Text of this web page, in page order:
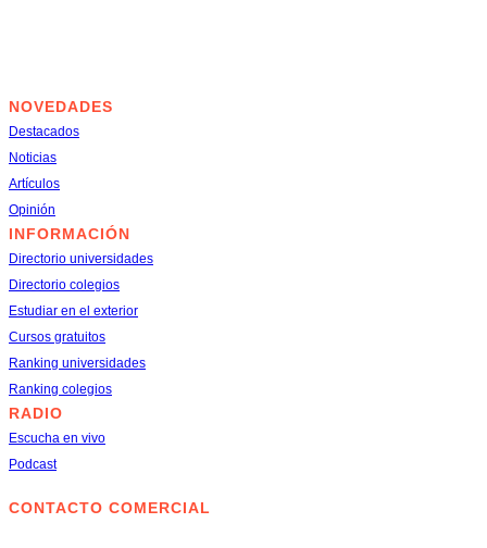
NOVEDADES
Destacados
Noticias
Artículos
Opinión
INFORMACIÓN
Directorio universidades
Directorio colegios
Estudiar en el exterior
Cursos gratuitos
Ranking universidades
Ranking colegios
RADIO
Escucha en vivo
Podcast
CONTACTO COMERCIAL